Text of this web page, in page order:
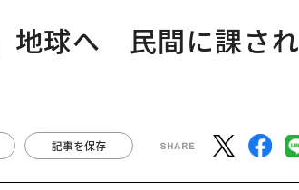
地球へ 民間に課され
記事を保存